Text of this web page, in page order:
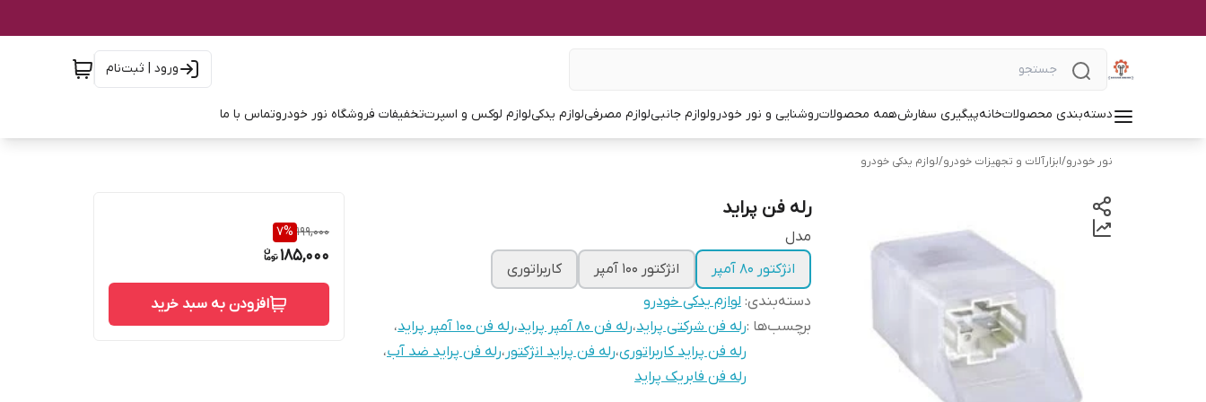
ورود | ثبت‌نام
دسته‌بندی محصولاتخانهپیگیری سفارشهمه محصولاتروشنایی و نور خودرولوازم جانبیلوازم مصرفیلوازم یدکیلوازم لوکس و اسپرتتخفیفات فروشگاه نور خودروتماس با ما
نور خودرو/ابزارآلات و تجهیزات خودرو/لوازم یدکی خودرو
رله فن پراید
مدل
انژکتور ۸۰ آمپر
انژکتور ۱۰۰ آمپر
کاربراتوری
دسته‌بندی: لوازم یدکی خودرو
برچسب‌ها :رله فن شرکتی پراید،رله فن ۸۰ آمپر پراید ،رله فن ۱۰۰ آمپر پراید
،
رله فن پراید کاربراتوری،رله فن پراید انژکتور ،رله فن پراید ضد آب،
رله فن فابریک پراید
199,000
7%
185,000
افزودن به سبد خرید